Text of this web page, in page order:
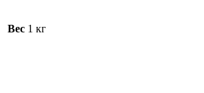
Вес 1 кг